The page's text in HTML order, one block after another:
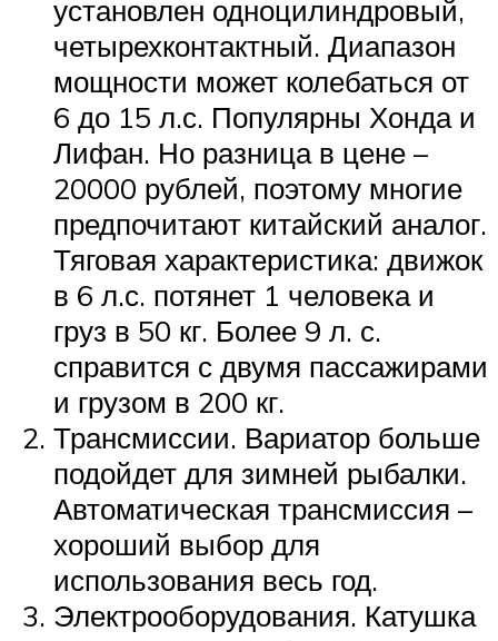
установлен одноцилиндровый,
четырехконтактный. Диапазон
мощности может колебаться от
6 до 15 л.с. Популярны Хонда и
Лифан. Но разница в цене –
20000 рублей, поэтому многие
предпочитают китайский аналог.
Тяговая характеристика: движок
в 6 л.с. потянет 1 человека и
груз в 50 кг. Более 9 л. с.
справится с двумя пассажирами
и грузом в 200 кг.
Трансмиссии. Вариатор больше
подойдет для зимней рыбалки.
Автоматическая трансмиссия –
хороший выбор для
использования весь год.
Электрооборудования. Катушка